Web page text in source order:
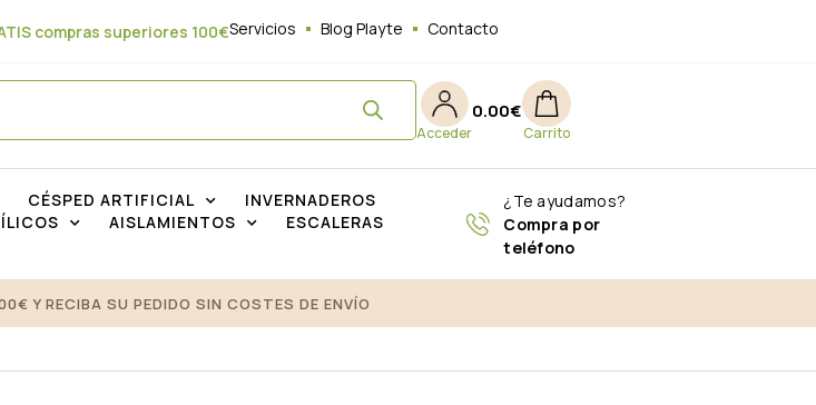
compras superiores 100€Servicios Blog Playte Contacto
0.00€
CÉSPED ARTIFICIAL
INVERNADEROS
AISLAMIENTOS ESCALERAS
¿Te ayudamos?
Compra por
teléfono
Y RECIBA SU PEDIDO SIN COSTES DE ENVÍO